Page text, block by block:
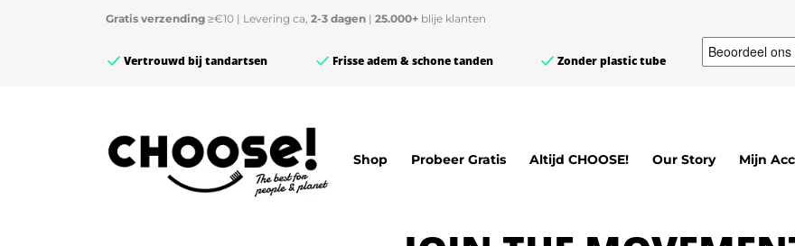
Gratis verzending ≥€10 | Levering ca, 2-3 dagen | 25.000+ blije klanten
Vertrouwd bij tandartsen Frisse adem & schone tanden Zonder plastic tube
Shop Probeer Gratis Altijd CHOOSE! Our Story Mijn